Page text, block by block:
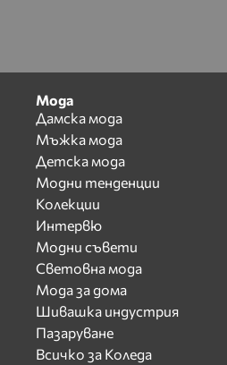
Мода
Дамска мода
Мъжка мода
Детска мода
Модни тенденции
Колекции
Интервю
Модни съвети
Световна мода
Мода за дома
Шивашка индустрия
Пазаруване
Всичко за Коледа